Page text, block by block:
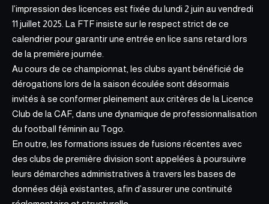
l’impression des licences est fixée du lundi 2 juin au vendredi
11 juillet 2025. La FTF insiste sur le respect strict de ce
calendrier pour garantir une entrée en lice sans retard lors
de la première journée.
Au cours de ce championnat, les clubs ayant bénéficié de
dérogations lors de la saison écoulée sont désormais
invités à se conformer pleinement aux critères de la Licence
Club de la CAF, dans une dynamique de professionnalisation
du football féminin au Togo.
En outre, les formations issues de fusions récentes avec
des clubs de première division sont appelées à poursuivre
leurs démarches administratives à travers les bases de
données déjà existantes, afin d’assurer une continuité